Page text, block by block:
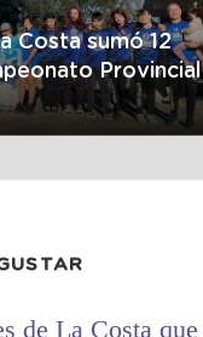
Costa sumó 12
Provincial
de La Costa que